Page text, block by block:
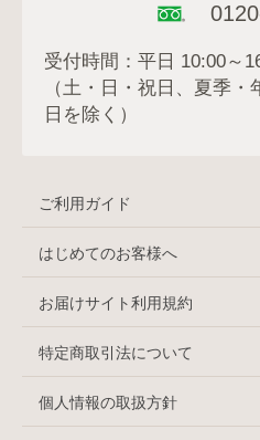
受付時間：平日 10:00～
（土・日・祝日、夏季
日を除く）
ご利用ガイド
はじめてのお客様へ
お届けサイト利用規約
特定商取引法について
個人情報の取扱方針